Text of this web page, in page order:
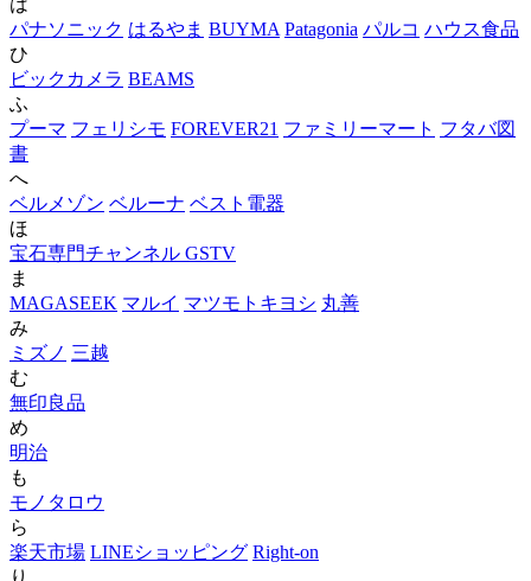
パナソニック はるやま BUYMA Patagonia パルコ ハウス食品
ひ
ビックカメラ BEAMS
ふ
プーマ フェリシモ FOREVER21 ファミリーマート フタバ図
書
へ
ベルメゾン ベルーナ ベスト電器
ほ
宝石専門チャンネル GSTV
ま
MAGASEEK マルイ マツモトキヨシ 丸善
み
ミズノ 三越
む
無印良品
め
明治
も
モノタロウ
ら
楽天市場 LINEショッピング Right-on
り